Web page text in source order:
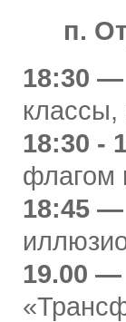
п.
18:30 —
классы,
18:30 -
флагом
18:45 —
19.00 —